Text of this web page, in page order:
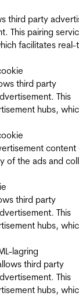
third party
This pairing
facilitates real-
third party
This
hubs,
content
of the ads and
third party
This
hubs,
lagring
third party
This
hubs,